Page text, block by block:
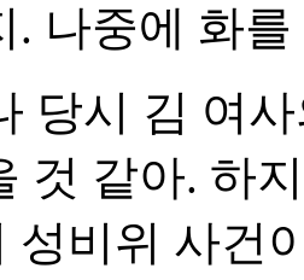
. 나중에 화
당시 김 여
것 같아. 하
성비위 사건